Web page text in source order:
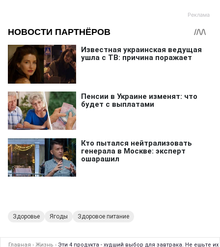
Здоровье Ягоды Здоровое питание
Главная › Жизнь › Эти 4 продукта - худший выбор для завтрака. Не ешьте